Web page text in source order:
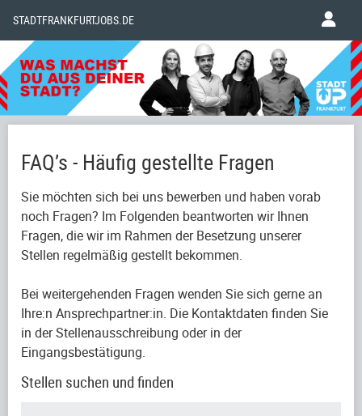
STADTFRANKFURTJOBS.DE
FAQ’s - Häufig gestellte Fragen
Sie möchten sich bei uns bewerben und haben vorab
noch Fragen? Im Folgenden beantworten wir Ihnen
Fragen, die wir im Rahmen der Besetzung unserer
Stellen regelmäßig gestellt bekommen.
Bei weitergehenden Fragen wenden Sie sich gerne an
Ihre:n Ansprechpartner:in. Die Kontaktdaten finden Sie
in der Stellenausschreibung oder in der
Eingangsbestätigung.
Stellen suchen und finden